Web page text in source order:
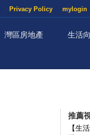
mylogin
Privacy Policy
灣區房地產 生活
推薦
【生